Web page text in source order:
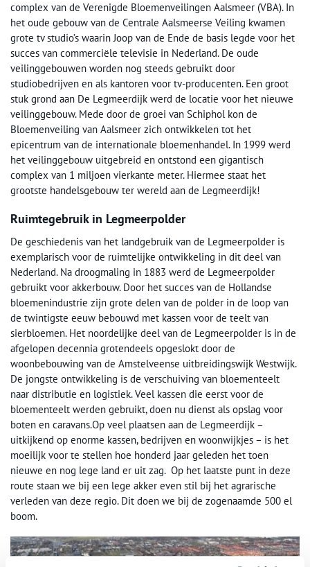
complex van de Verenigde Bloemenveilingen Aalsmeer (VBA). In
het oude gebouw van de Centrale Aalsmeerse Veiling kwamen
grote tv studio’s waarin Joop van de Ende de basis legde voor het
succes van commerciële televisie in Nederland. De oude
veilinggebouwen worden nog steeds gebruikt door
studiobedrijven en als kantoren voor tv-producenten. Een groot
stuk grond aan De Legmeerdijk werd de locatie voor het nieuwe
veilinggebouw. Mede door de groei van Schiphol kon de
Bloemenveiling van Aalsmeer zich ontwikkelen tot het
epicentrum van de internationale bloemenhandel. In 1999 werd
het veilinggebouw uitgebreid en ontstond een gigantisch
complex van 1 miljoen vierkante meter. Hiermee staat het
grootste handelsgebouw ter wereld aan de Legmeerdijk!
Ruimtegebruik in Legmeerpolder
De geschiedenis van het landgebruik van de Legmeerpolder is
exemplarisch voor de ruimtelijke ontwikkeling in dit deel van
Nederland. Na droogmaling in 1883 werd de Legmeerpolder
gebruikt voor akkerbouw. Door het succes van de Hollandse
bloemenindustrie zijn grote delen van de polder in de loop van
de twintigste eeuw bebouwd met kassen voor de teelt van
sierbloemen. Het noordelijke deel van de Legmeerpolder is in de
afgelopen decennia grotendeels opgeslokt door de
woonbebouwing van de Amstelveense uitbreidingswijk Westwijk.
De jongste ontwikkeling is de verschuiving van bloementeelt
naar distributie en logistiek. Veel kassen die eerst voor de
bloementeelt werden gebruikt, doen nu dienst als opslag voor
boten en caravans.Op veel plaatsen aan de Legmeerdijk –
uitkijkend op enorme kassen, bedrijven en woonwijkjes – is het
moeilijk voor te stellen hoe honderd jaar geleden het toen
nieuwe en nog lege land er uit zag. Op het laatste punt in deze
route staan we bij een lege akker even stil bij het agrarische
verleden van deze regio. Dit doen we bij de zogenaamde 500 el
boom.